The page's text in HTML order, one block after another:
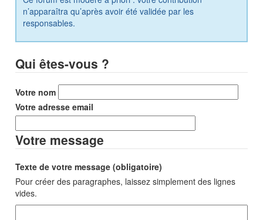
n’apparaîtra qu’après avoir été validée par les
responsables.
Qui êtes-vous ?
Votre nom
Votre adresse email
Votre message
Texte de votre message (obligatoire)
Pour créer des paragraphes, laissez simplement des lignes
vides.